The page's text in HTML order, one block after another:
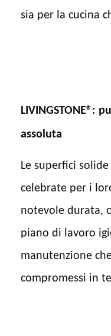
sia per la cucina
LIVINGSTONE®:
assoluta
Le superfici solide
celebrate per i
notevole durata,
piano di lavoro
manutenzione
compromessi in